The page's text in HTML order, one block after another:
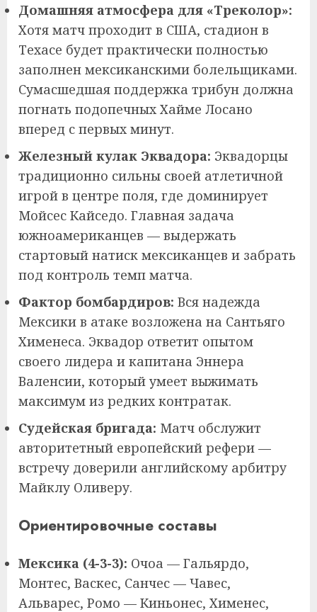
Домашняя атмосфера для «Треколор»:
Хотя матч проходит в США, стадион в
Техасе будет практически полностью
заполнен мексиканскими болельщиками.
Сумасшедшая поддержка трибун должна
погнать подопечных Хайме Лосано
вперед с первых минут.
Железный кулак Эквадора: Эквадорцы
традиционно сильны своей атлетичной
игрой в центре поля, где доминирует
Мойсес Кайседо. Главная задача
южноамериканцев — выдержать
стартовый натиск мексиканцев и забрать
под контроль темп матча.
Фактор бомбардиров: Вся надежда
Мексики в атаке возложена на Сантьяго
Хименеса. Эквадор ответит опытом
своего лидера и капитана Эннера
Валенсии, который умеет выжимать
максимум из редких контратак.
Судейская бригада: Матч обслужит
авторитетный европейский рефери —
встречу доверили английскому арбитру
Майклу Оливеру.
Ориентировочные составы
Мексика (4-3-3): Очоа — Гальярдо,
Монтес, Васкес, Санчес — Чавес,
Альварес, Ромо — Киньонес, Хименес,